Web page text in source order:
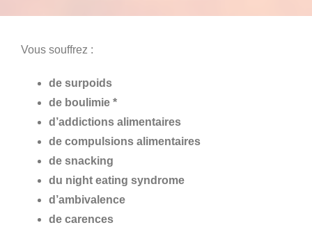
Vous souffrez :
de surpoids
de boulimie *
d’addictions alimentaires
de compulsions alimentaires
de snacking
du night eating syndrome
d’ambivalence
de carences